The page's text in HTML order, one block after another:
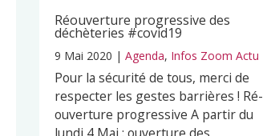
Réouverture progressive des
déchèteries #covid19
9 Mai 2020 |Agenda, Infos Zoom Actu
Pour la sécurité de tous, merci de
respecter les gestes barrières ! Ré-
ouverture progressive A partir du